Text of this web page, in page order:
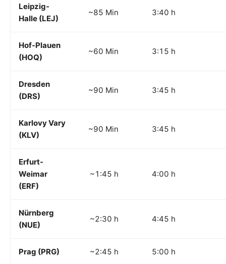
Leipzig-
Halle (LEJ)
~85 Min 3:40 h
Hof-Plauen
(HOQ)
~60 Min 3:15 h
Dresden
(DRS)
~90 Min 3:45 h
Karlovy Vary
(KLV)
~90 Min 3:45 h
Erfurt-
Weimar
(ERF)
~1:45 h 4:00 h
Nürnberg
(NUE)
~2:30 h 4:45 h
Prag (PRG) ~2:45 h 5:00 h